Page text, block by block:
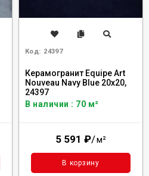
Код: 24397
Керамогранит Equipe Art
Nouveau Navy Blue 20x20,
24397
В наличии : 70 м²
5 591 ₽/м²
В корзину